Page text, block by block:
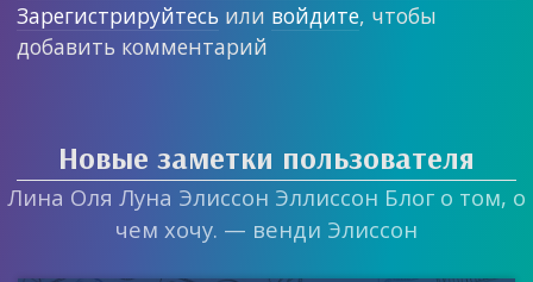
Зарегистрируйтесь или войдите, чтобы
добавить комментарий
Новые заметки пользователя
Лина Оля Луна Элиссон Эллиссон Блог о том, о
чем хочу. — венди Элиссон